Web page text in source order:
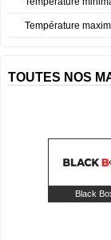
Température
TOUTES NOS
Black